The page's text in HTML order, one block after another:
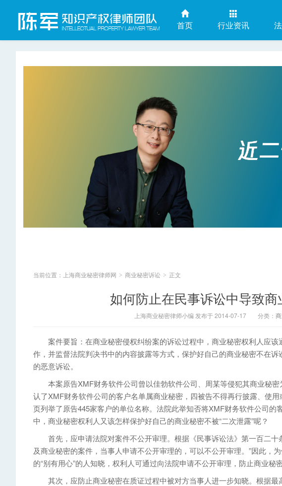
首页 行业资讯
当前位置： 上海商业秘密律师网 > 商业秘密诉讼 > 正文
如何防止在民事诉讼中导致
上海商业秘密律师小编 发布于 2014-07-17 分类：
案件要旨：在商业秘密侵权纠纷案的诉讼过程中，商业秘密权利人应该
作，并监督法院判决书中的内容披露等方式，保护好自己的商业秘密不在诉
的恶意诉讼。
本案原告XMF财务软件公司曾以佳勃软件公司、周某等侵犯其商业秘密
认了XMF财务软件公司的客户名单属商业秘密，四被告不得再行披露、使
页列举了原告445家客户的单位名称。法院此举知否将XMF财务软件公司
中，商业秘密权利人又该怎样保护好自己的商业秘密不被“二次泄露”呢？
首先，应申请法院对案件不公开审理。根据《民事诉讼法》第一百二
及商业秘密的案件，当事人申请不公开审理的，可以不公开审理。”因此，
的“别有用心”的人知晓，权利人可通过向法院申请不公开审理，防止商业秘
其次，应防止商业秘密在质证过程中被对方当事人进一步知晓。根据最